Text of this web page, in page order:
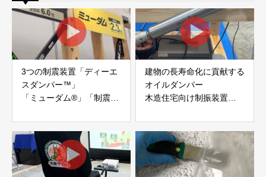
3つの制震装置「ディーエ
スダンパー™」
「ミューダム®」「制震テ
アイディールブレーン株式
会社
建物の長寿命化に貢献する
オイルダンパー
木造住宅向け制振装置
株式会社evoltz